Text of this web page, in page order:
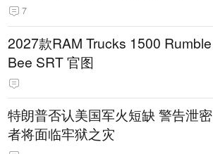
7
2027款RAM Trucks 1500 Rumble
Bee SRT 官图
特朗普否认美国军火短缺 警告泄密
者将面临牢狱之灾